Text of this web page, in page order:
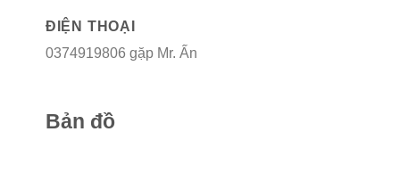
ĐIỆN THOẠI
0374919806 gặp Mr. Ấn
Bản đồ